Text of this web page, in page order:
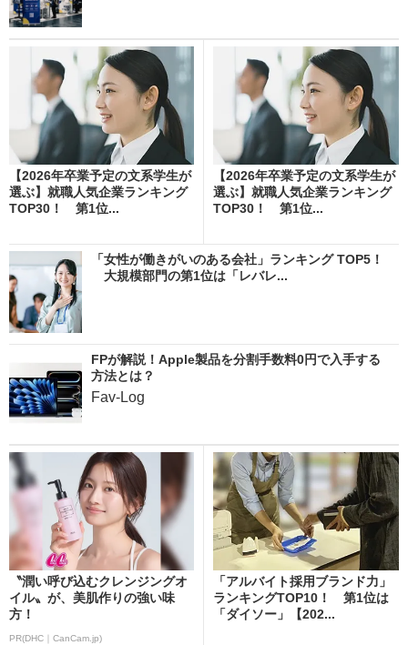
【2026年卒業予定の文系学生が
選ぶ】就職人気企業ランキング
TOP30！ 第1位...
【2026年卒業予定の文系学生が
選ぶ】就職人気企業ランキング
TOP30！ 第1位...
「女性が働きがいのある会社」ランキング TOP5！
大規模部門の第1位は「レバレ...
FPが解説！Apple製品を分割手数料0円で入手する
方法とは？
Fav-Log
〝潤い呼び込むクレンジングオ
イル〟が、美肌作りの強い味
方！
PR(DHC｜CanCam.jp)
「アルバイト採用ブランド力」
ランキングTOP10！ 第1位は
「ダイソー」【202...